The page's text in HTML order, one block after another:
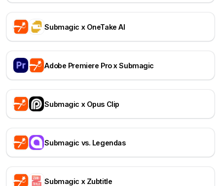
Submagic x OneTake AI
Adobe Premiere Pro x Submagic
Submagic x Opus Clip
Submagic vs. Legendas
Submagic x Zubtitle